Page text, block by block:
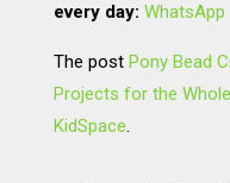
every day: WhatsApp
The post Pony Bead
Projects for the
KidSpace.